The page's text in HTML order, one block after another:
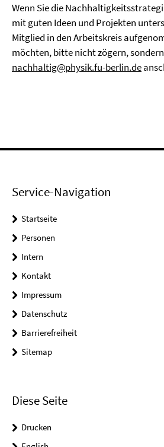
Wenn Sie die
mit guten Ideen und Projekten
Mitglied in den Arbeitskreis
möchten, bitte nicht zögern,
nachhaltig@physik.fu-berlin.de
Service-Navigation
Startseite
Personen
Intern
Kontakt
Impressum
Datenschutz
Barrierefreiheit
Sitemap
Diese Seite
Drucken